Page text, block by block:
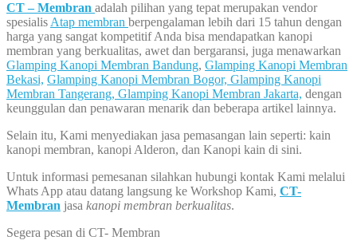
CT – Membran adalah pilihan yang tepat merupakan vendor
spesialis Atap membran berpengalaman lebih dari 15 tahun dengan
harga yang sangat kompetitif Anda bisa mendapatkan kanopi
membran yang berkualitas, awet dan bergaransi, juga menawarkan
Glamping Kanopi Membran Bandung, Glamping Kanopi Membran
Bekasi, Glamping Kanopi Membran Bogor, Glamping Kanopi
Membran Tangerang, Glamping Kanopi Membran Jakarta, dengan
keunggulan dan penawaran menarik dan beberapa artikel lainnya.
Selain itu, Kami menyediakan jasa pemasangan lain seperti: kain
kanopi membran, kanopi Alderon, dan Kanopi kain di sini.
Untuk informasi pemesanan silahkan hubungi kontak Kami melalui
Whats App atau datang langsung ke Workshop Kami, CT-
Membran jasa kanopi membran berkualitas.
Segera pesan di CT- Membran